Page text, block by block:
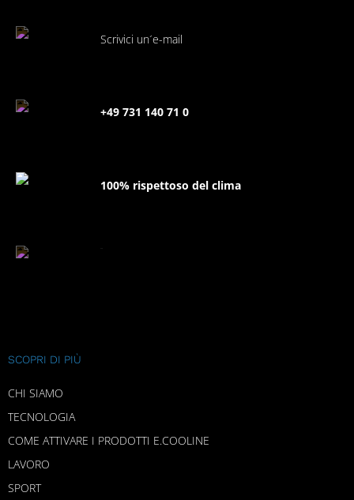
Scrivici un´e-mail
+49 731 140 71 0
100% rispettoso del clima
SCOPRI DI PIÙ
CHI SIAMO
TECNOLOGIA
COME ATTIVARE I PRODOTTI E.COOLINE
LAVORO
SPORT